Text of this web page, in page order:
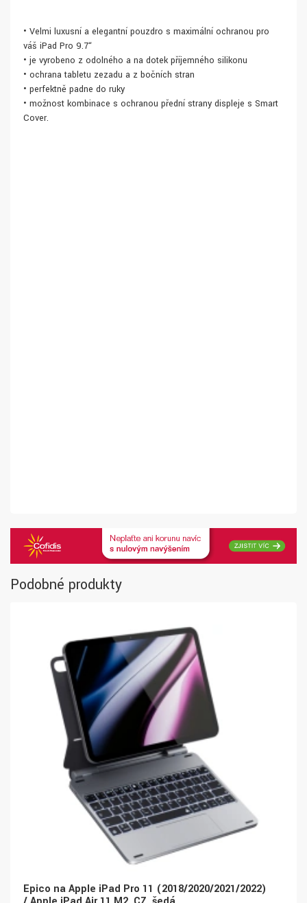
• Velmi luxusní a elegantní pouzdro s maximální ochranou pro
váš iPad Pro 9.7“
• je vyrobeno z odolného a na dotek příjemného silikonu
• ochrana tabletu zezadu a z bočních stran
• perfektně padne do ruky
• možnost kombinace s ochranou přední strany displeje s Smart
Cover.
Podobné produkty
Epico na Apple iPad Pro 11 (2018/2020/2021/2022)